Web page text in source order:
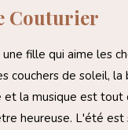
Couturier
fille qui aime les
couchers de soleil, la
et la musique est tout
heureuse. L'été est